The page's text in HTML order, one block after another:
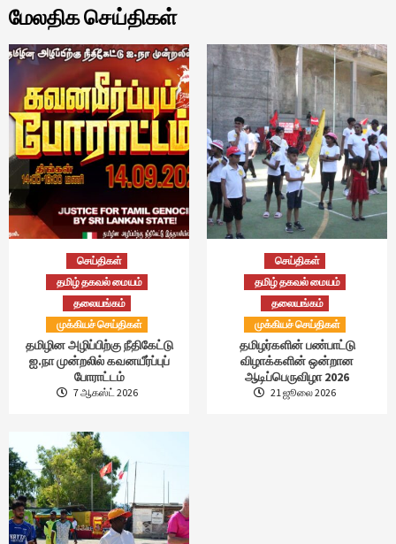
மேலதிக செய்திகள்
செய்திகள்
தமிழ் தகவல் மையம்
தலையங்கம்
முக்கியச் செய்திகள்
தமிழின அழிப்பிற்கு நீதிகேட்டு
ஐ.நா முன்றலில் கவனயீர்ப்புப்
போராட்டம்
7 ஆகஸ்ட் 2026
செய்திகள்
தமிழ் தகவல் மையம்
தலையங்கம்
முக்கியச் செய்திகள்
தமிழர்களின் பண்பாட்டு
விழாக்களின் ஒன்றான
ஆடிப்பெருவிழா 2026
21 ஜூலை 2026